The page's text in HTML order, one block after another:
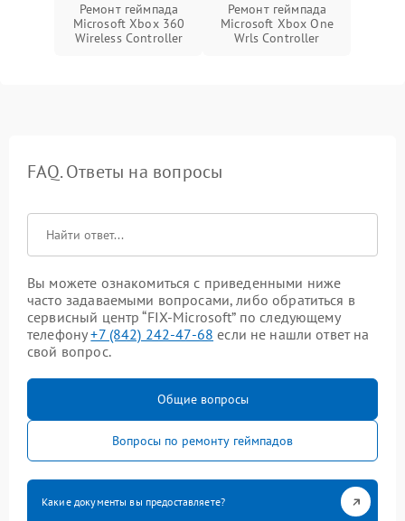
Ремонт геймпада
Microsoft Xbox 360
Wireless Controller
Ремонт геймпада
Microsoft Xbox One
Wrls Controller
FAQ. Ответы на вопросы
Вы можете ознакомиться с приведенными ниже
часто задаваемыми вопросами, либо обратиться в
сервисный центр “FIX-Microsoft” по следующему
телефону+7 (842) 242-47-68 если не нашли ответ на
свой вопрос.
Общие вопросы
Вопросы по ремонту геймпадов
Какие документы вы предоставляете?